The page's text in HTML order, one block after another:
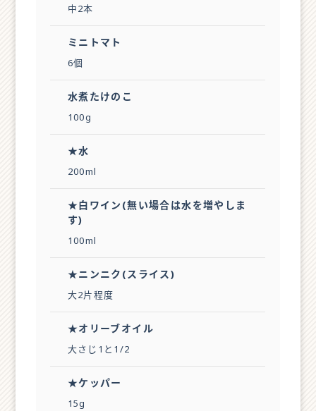
中2本
ミニトマト
6個
水煮たけのこ
100g
★水
200ml
★白ワイン(無い場合は水を増やしま
す)
100ml
★ニンニク(スライス)
大2片程度
★オリーブオイル
大さじ1と1/2
★ケッパー
15g